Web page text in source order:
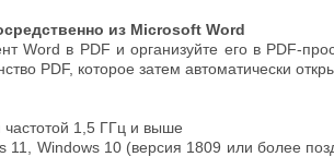
из Microsoft Word
Word в PDF и организуйте его в PDF-
PDF, которое затем автоматически
частотой 1,5 ГГц и выше
11, Windows 10 (версия 1809 или более